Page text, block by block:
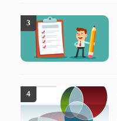
3
4